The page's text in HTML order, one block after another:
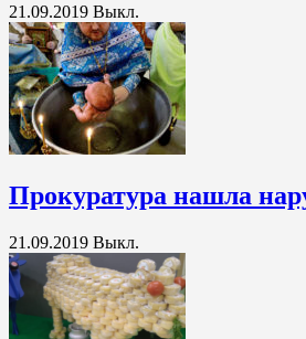
21.09.2019 Выкл.
Прокуратура нашла
21.09.2019 Выкл.